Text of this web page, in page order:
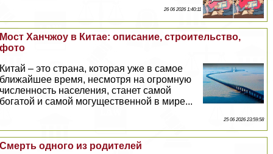
26 06 2026 1:40:11
Мост Ханчжоу в Китае: описание, строительство,
фото
Китай – это страна, которая уже в самое
ближайшее время, несмотря на огромную
численность населения, станет самой
богатой и самой могущественной в мире...
25 06 2026 23:59:58
Cмepть одного из родителей